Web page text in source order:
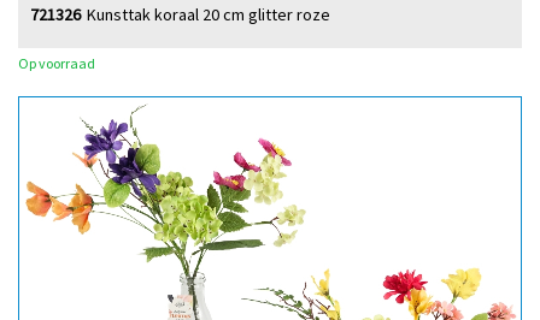
Kunsttak koraal 20 cm glitter roze
721326
Op voorraad